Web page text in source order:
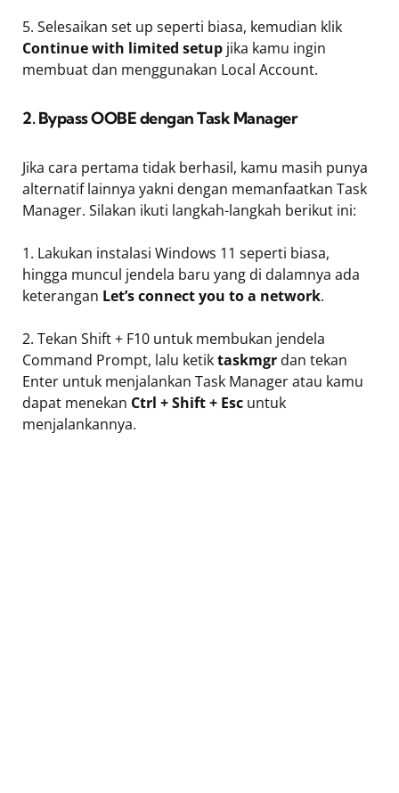
5. Selesaikan set up seperti biasa, kemudian klik
Continue with limited setup jika kamu ingin
membuat dan menggunakan Local Account.
2. Bypass OOBE dengan Task Manager
Jika cara pertama tidak berhasil, kamu masih punya
alternatif lainnya yakni dengan memanfaatkan Task
Manager. Silakan ikuti langkah-langkah berikut ini:
1. Lakukan instalasi Windows 11 seperti biasa,
hingga muncul jendela baru yang di dalamnya ada
keterangan Let’s connect you to a network.
2. Tekan Shift + F10 untuk membukan jendela
Command Prompt, lalu ketiktaskmgr dan tekan
Enter untuk menjalankan Task Manager atau kamu
dapat menekan Ctrl + Shift + Esc untuk
menjalankannya.